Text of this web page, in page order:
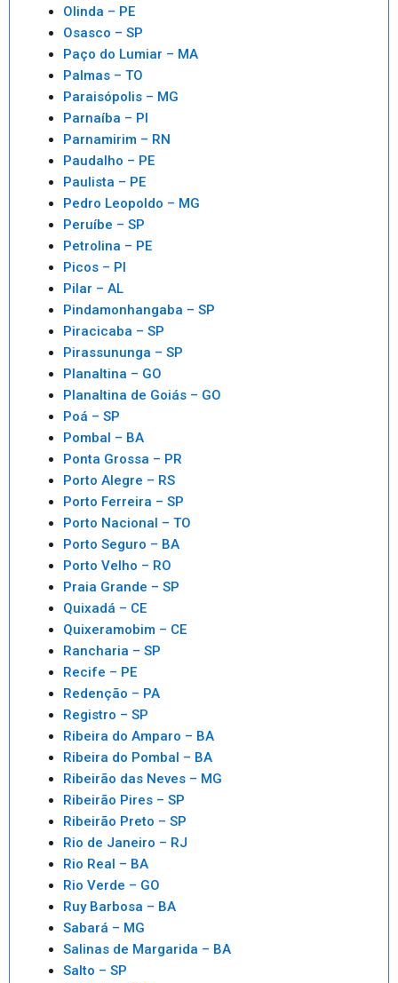
Olinda – PE
Osasco – SP
Paço do Lumiar – MA
Palmas – TO
Paraisópolis – MG
Parnaíba – PI
Parnamirim – RN
Paudalho – PE
Paulista – PE
Pedro Leopoldo – MG
Peruíbe – SP
Petrolina – PE
Picos – PI
Pilar – AL
Pindamonhangaba – SP
Piracicaba – SP
Pirassununga – SP
Planaltina – GO
Planaltina de Goiás – GO
Poá – SP
Pombal – BA
Ponta Grossa – PR
Porto Alegre – RS
Porto Ferreira – SP
Porto Nacional – TO
Porto Seguro – BA
Porto Velho – RO
Praia Grande – SP
Quixadá – CE
Quixeramobim – CE
Rancharia – SP
Recife – PE
Redenção – PA
Registro – SP
Ribeira do Amparo – BA
Ribeira do Pombal – BA
Ribeirão das Neves – MG
Ribeirão Pires – SP
Ribeirão Preto – SP
Rio de Janeiro – RJ
Rio Real – BA
Rio Verde – GO
Ruy Barbosa – BA
Sabará – MG
Salinas de Margarida – BA
Salto – SP